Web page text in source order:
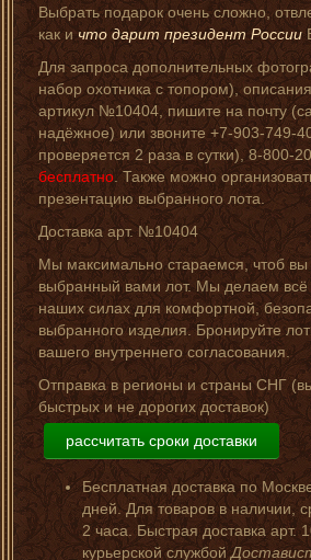
Выбрать подарок очень сложно,
как и что дарит президент России
Для запроса дополнительных
набор охотника с топором),
артикул №10404, пишите на почту
надёжное) или звоните +7-903-749-
проверяется 2 раза в сутки), 8-800-
бесплатно. Также можно
презентацию выбранного лота.
Доставка арт. №10404
Мы максимально стараемся, чтоб вы
выбранный вами лот. Мы делаем всё
наших силах для комфортной,
выбранного изделия. Бронируйте
вашего внутреннего согласования.
Отправка в регионы и страны СНГ
быстрых и не дорогих доставок)
рассчитать сроки доставки
Бесплатная доставка по
дней. Для товаров в наличии,
2 часа. Быстрая доставка арт.
курьерской службой